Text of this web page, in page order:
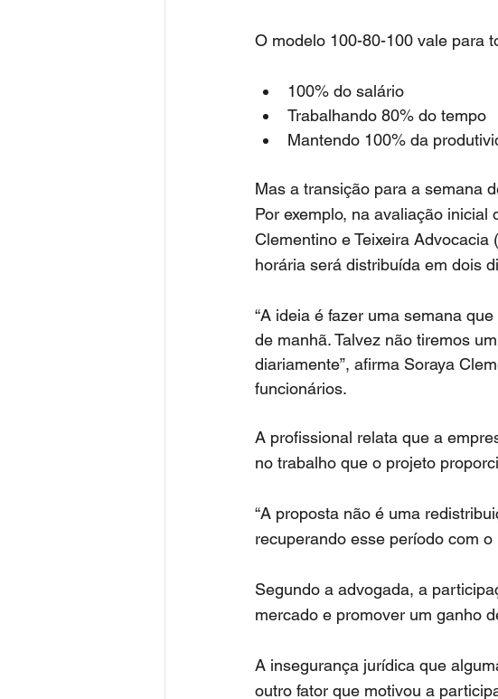
O modelo 100-80-100 vale para
100% do salário
Trabalhando 80% do tempo
Mantendo 100% da
Mas a transição para a semana
Por exemplo, na avaliação
Clementino e Teixeira
horária será distribuída em dois
“A ideia é fazer uma semana
de manhã. Talvez não tiremos
diariamente”, afirma Soraya
funcionários.
A profissional relata que a
no trabalho que o projeto
“A proposta não é uma
recuperando esse período com
Segundo a advogada, a
mercado e promover um ganho
A insegurança jurídica que
outro fator que motivou a